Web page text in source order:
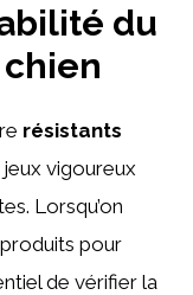
du
résistants
vigoureux
Lorsqu’on
pour
de vérifier la